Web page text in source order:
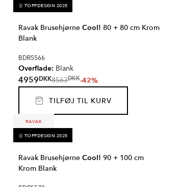
🥇 TOPPDESIGN 2025
Ravak Brusehjørne Cool! 80 + 80 cm Krom
Blank
BDR5566
Overflade: Blank
4959DKK8563DKK-42%
TILFØJ TIL KURV
RAVAK
🥇 TOPPDESIGN 2025
Ravak Brusehjørne Cool! 90 + 100 cm
Krom Blank